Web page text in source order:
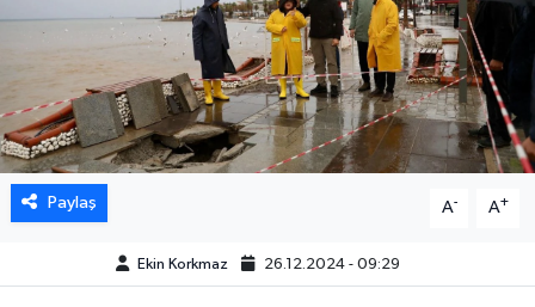
Paylaş A- A+
Ekin Korkmaz 26.12.2024 - 09:29
BİLİM VE TEKNOLOJİ
GENEL
GÜNDEM
HABERDE İNSAN
KÜLTÜR SANAT